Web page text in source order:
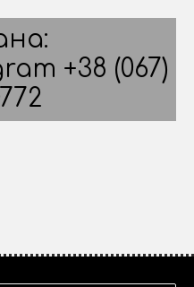
+38 (067)